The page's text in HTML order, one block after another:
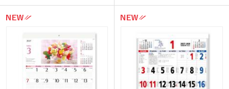
き使い勝手も抜群です。
カレンダー下部に名入れが可能。実用性
の高いカレンダーは、企業名を入れて配
る人気のノベルティアイテムです。
ピールできる人気のノベルティアイテム
です。